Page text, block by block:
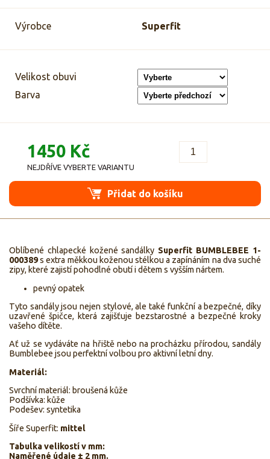
Výrobce Superfit
Velikost obuvi
Barva
1450 Kč
NEJDŘÍVE VYBERTE VARIANTU
Přidat do košíku
Oblíbené chlapecké kožené sandálky Superfit BUMBLEBEE 1-
000389s extra měkkou koženou stélkou a zapínáním na dva suché
zipy, které zajistí pohodlné obutí i dětem s vyšším nártem.
pevný opatek
Tyto sandály jsou nejen stylové, ale také funkční a bezpečné, díky
uzavřené špičce, která zajišťuje bezstarostné a bezpečné kroky
vašeho dítěte.
Ať už se vydáváte na hřiště nebo na procházku přírodou, sandály
Bumblebee jsou perfektní volbou pro aktivní letní dny.
Materiál:
Svrchní materiál: broušená kůže
Podšívka: kůže
Podešev: syntetika
Šíře Superfit: mittel
Tabulka velikostí v mm:
Naměřené údaje ± 2 mm.